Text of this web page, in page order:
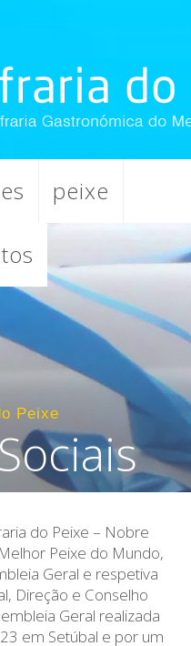
peixe
Peixe
do Peixe – Nobre
Peixe do Mundo,
Geral e respetiva
Direção e Conselho
Geral realizada
em Setúbal e por um